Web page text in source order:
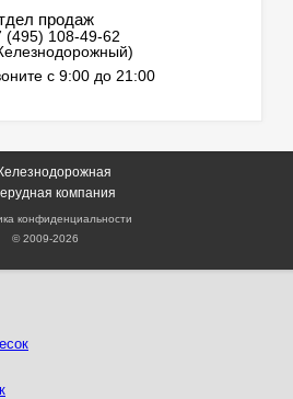
продаж
с 9:00 до 21:00
компания
конфиденциальности
© 2009-2026